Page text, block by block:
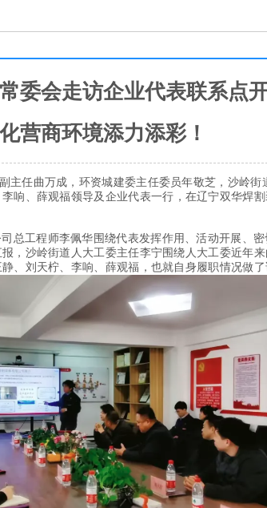
委会走访企业代表联系点
营商环境添力添彩！
主任曲万成，环资城建委主任委员年敬芝，沙岭街
响、薛观福领导及企业代表一行 ，在辽宁双华焊
总工程师李佩华围绕代表发挥作用、活动开展、
，沙岭街道人大工委主任李宁围绕人大工委近年
、刘天柠、李响、薛观福，也就自身履职情况做了